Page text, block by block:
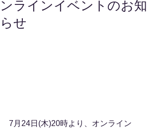
ンラインイベントのお知
らせ
7月24日(木)20時より、オンライン